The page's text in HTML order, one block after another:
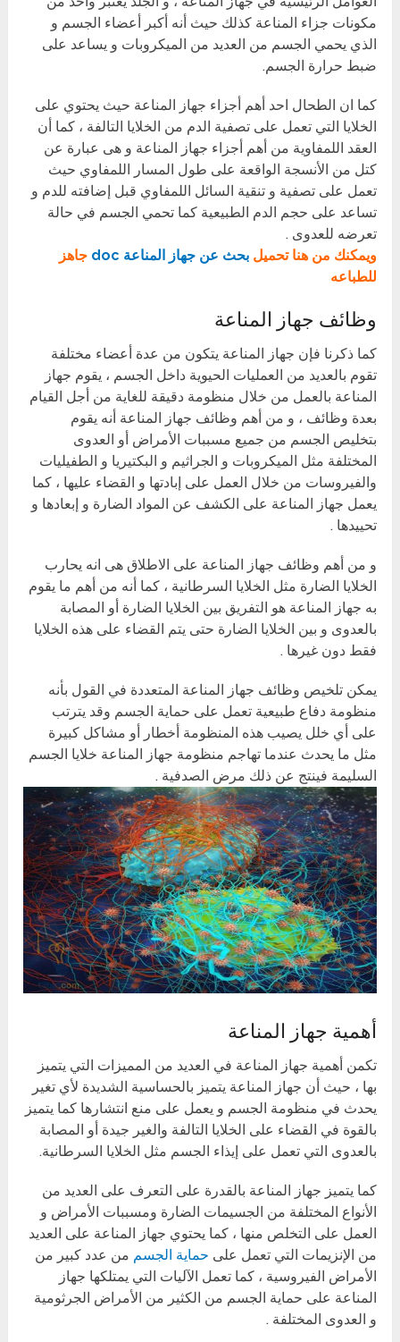
مكونات جزاء المناعة كذلك حيث أنه أكبر أعضاء الجسم و
الذي يحمي الجسم من العديد من الميكروبات و يساعد على
ضبط حرارة الجسم.
كما ان الطحال احد أهم أجزاء جهاز المناعة حيث يحتوي على
الخلايا التي تعمل على تصفية الدم من الخلايا التالفة ، كما أن
العقد اللمفاوية من أهم أجزاء جهاز المناعة و هى عبارة عن
كتل من الأنسجة الواقعة على طول المسار اللمفاوي حيث
تعمل على تصفية و تنقية السائل اللمفاوي قبل إضافته للدم و
تساعد على حجم الدم الطبيعية كما تحمي الجسم في حالة
تعرضه للعدوى .
ويمكنك من هنا تحميلبحث عن جهاز المناعة doc
جاهز
للطباعه
وظائف جهاز المناعة
كما ذكرنا فإن جهاز المناعة يتكون من عدة أعضاء مختلفة
تقوم بالعديد من العمليات الحيوية داخل الجسم ، يقوم جهاز
المناعة بالعمل من خلال منظومة دقيقة للغاية من أجل القيام
بعدة وظائف ، و من أهم وظائف جهاز المناعة أنه يقوم
بتخليص الجسم من جميع مسببات الأمراض أو العدوى
المختلفة مثل الميكروبات و الجراثيم و البكتيريا و الطفيليات
والفيروسات من خلال العمل على إبادتها و القضاء عليها ، كما
يعمل جهاز المناعة على الكشف عن المواد الضارة و إبعادها و
تحييدها .
و من أهم وظائف جهاز المناعة على الاطلاق هى انه يحارب
الخلايا الضارة مثل الخلايا السرطانية ، كما أنه من أهم ما يقوم
به جهاز المناعة هو التفريق بين الخلايا الضارة أو المصابة
بالعدوى و بين الخلايا الضارة حتى يتم القضاء على هذه الخلايا
فقط دون غيرها .
يمكن تلخيص وظائف جهاز المناعة المتعددة في القول بأنه
منظومة دفاع طبيعية تعمل على حماية الجسم وقد يترتب
على أي خلل يصيب هذه المنظومة أخطار أو مشاكل كبيرة
مثل ما يحدث عندما تهاجم منظومة جهاز المناعة خلايا الجسم
السليمة فينتج عن ذلك مرض الصدفية .
أهمية جهاز المناعة
تكمن أهمية جهاز المناعة في العديد من المميزات التي يتميز
بها ، حيث أن جهاز المناعة يتميز بالحساسية الشديدة لأي تغير
يحدث في منظومة الجسم و يعمل على منع انتشارها كما يتميز
بالقوة في القضاء على الخلايا التالفة والغير جيدة أو المصابة
بالعدوى التي تعمل على إيذاء الجسم مثل الخلايا السرطانية.
كما يتميز جهاز المناعة بالقدرة على التعرف على العديد من
الأنواع المختلفة من الجسيمات الضارة ومسببات الأمراض و
العمل على التخلص منها ، كما يحتوي جهاز المناعة على العديد
من الإنزيمات التي تعمل على حماية الجسم من عدد كبير من
الأمراض الفيروسية ، كما تعمل الآليات التي يمتلكها جهاز
المناعة على حماية الجسم من الكثير من الأمراض الجرثومية
و العدوى المختلفة .